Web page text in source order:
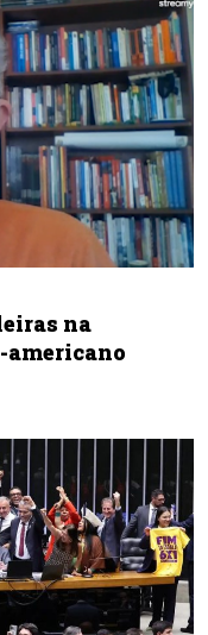
na